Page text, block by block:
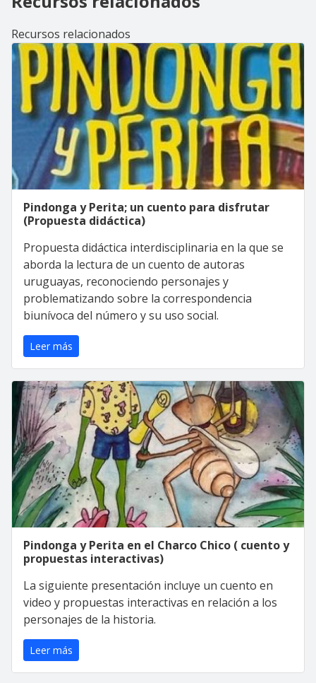
Recursos relacionados
Pindonga y Perita; un cuento para disfrutar
(Propuesta didáctica)
Propuesta didáctica interdisciplinaria en la que se
aborda la lectura de un cuento de autoras
uruguayas, reconociendo personajes y
problematizando sobre la correspondencia
biunívoca del número y su uso social.
Leer más
Pindonga y Perita en el Charco Chico ( cuento y
propuestas interactivas)
La siguiente presentación incluye un cuento en
video y propuestas interactivas en relación a los
personajes de la historia.
Leer más